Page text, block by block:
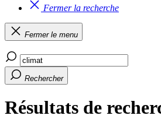
Fermer la recherche
Fermer le menu
Rechercher
Résultats de